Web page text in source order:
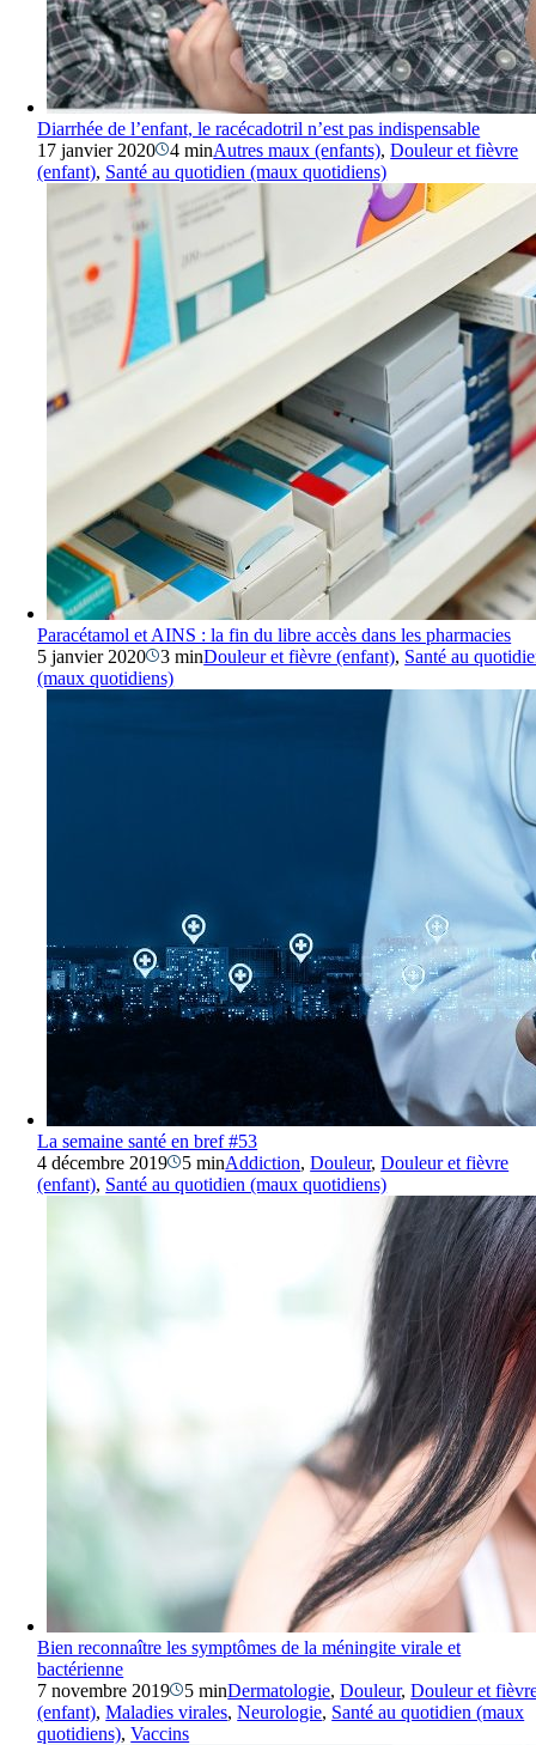
Diarrhée de l’enfant, le racécadotril n’est pas indispensable
17 janvier 2020
4 minAutres maux (enfants),Douleur et fièvre
(enfant), Santé au quotidien (maux quotidiens)
Paracétamol et AINS : la fin du libre accès dans les pharmacies
5 janvier 2020
3 minDouleur et fièvre (enfant), Santé au
(maux quotidiens)
La semaine santé en bref #53
4 décembre 2019
5 minAddiction,Douleur,Douleur et fièvre
(enfant), Santé au quotidien (maux quotidiens)
Bien reconnaître les symptômes de la méningite virale et
bactérienne
7 novembre 2019
5 minDermatologie,Douleur,Douleur et
(enfant),Maladies virales,Neurologie, Santé au quotidien (maux
quotidiens),Vaccins